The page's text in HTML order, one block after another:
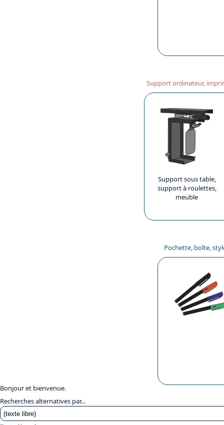
Support ordinateur,
Support sous table,
support à roulettes,
meuble
Pochette, boîte,
Bonjour et bienvenue.
Recherches alternatives par...